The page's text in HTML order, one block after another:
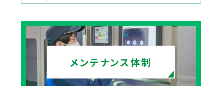
メンテナンス体制